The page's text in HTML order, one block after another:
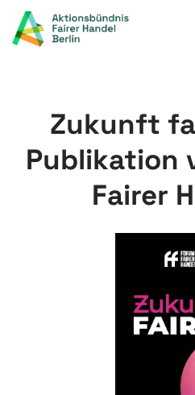
Zum
Zukunft
Publikation
Fairer